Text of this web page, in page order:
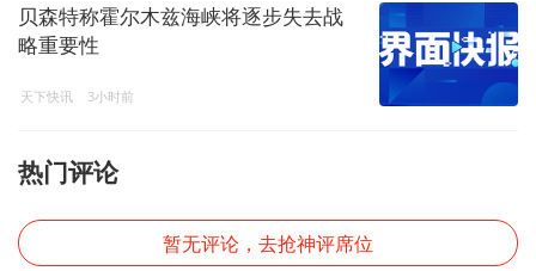
贝森特称霍尔木兹海峡将逐步失去战
略重要性
天下快讯 3小时前
热门评论
暂无评论，去抢神评席位